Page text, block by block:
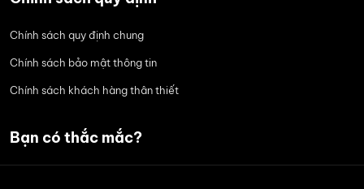
Chính sách quy định chung
Chính sách bảo mật thông tin
Chính sách khách hàng thân thiết
Bạn có thắc mắc?